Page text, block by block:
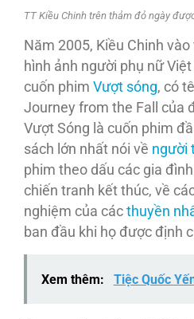
TT Kiều Chinh trên thảm đỏ ngày
Năm 2005, Kiều Chinh
hình ảnh người phụ nữ
cuốn phim Vượt sóng, có
Journey from the Fall của
Vượt Sóng là cuốn phim
sách lớn nhất nói về người
phim theo dấu các gia
chiến tranh kết thúc, về
nghiệm của các thuyền
ban đầu khi họ được định
Xem thêm: Tiệc Quốc